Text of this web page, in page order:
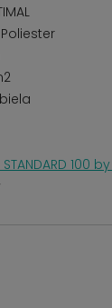
Poliester
biela
100 by